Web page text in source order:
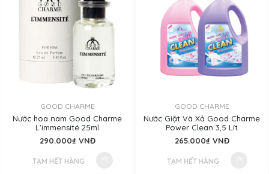
GOOD CHARME
Nước hoa nam Good Charme
L'immensité 25ml
290.000₫ VNĐ
TẠM HẾT HÀNG
GOOD CHARME
Nước Giặt Và Xả Good Charme
Power Clean 3,5 Lít
265.000₫ VNĐ
TẠM HẾT HÀNG